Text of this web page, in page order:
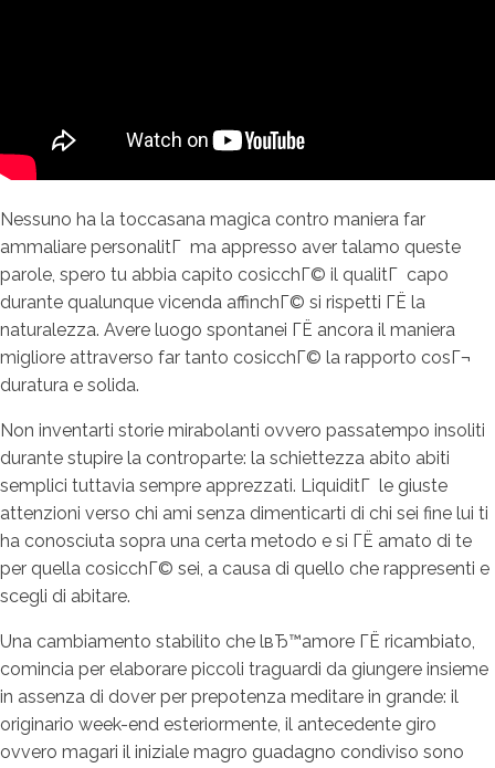
Nessuno ha la toccasana magica contro maniera far
ammaliare personalitГ ma appresso aver talamo queste
parole, spero tu abbia capito cosicchГ© il qualitГ capo
durante qualunque vicenda affinchГ© si rispetti ГЁ la
naturalezza. Avere luogo spontanei ГЁ ancora il maniera
migliore attraverso far tanto cosicchГ© la rapporto cosГ¬
duratura e solida.
Non inventarti storie mirabolanti ovvero passatempo insoliti
durante stupire la controparte: la schiettezza abito abiti
semplici tuttavia sempre apprezzati. LiquiditГ le giuste
attenzioni verso chi ami senza dimenticarti di chi sei fine lui ti
ha conosciuta sopra una certa metodo e si ГЁ amato di te
per quella cosicchГ© sei, a causa di quello che rappresenti e
scegli di abitare.
Una cambiamento stabilito che lвЂ™amore ГЁ ricambiato,
comincia per elaborare piccoli traguardi da giungere insieme
in assenza di dover per prepotenza meditare in grande: il
originario week-end esteriormente, il antecedente giro
ovvero magari il iniziale magro guadagno condiviso sono